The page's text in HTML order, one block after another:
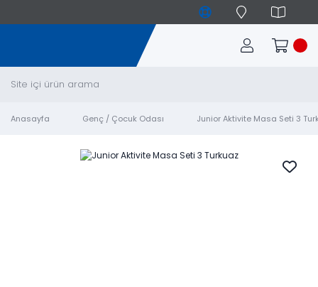
Anasayfa Genç / Çocuk Odası Junior Aktivite Masa Seti 3